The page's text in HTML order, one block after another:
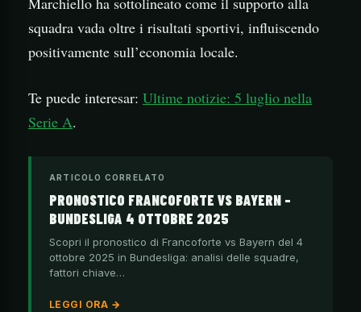
squadra vada oltre i risultati sportivi, influiscendo
positivamente sull’economia locale.
Te puede interesar: Ultime notizie: 5 luglio nella
Serie A.
ARTICOLO CORRELATO
PRONOSTICO FRANCOFORTE VS BAYERN –
BUNDESLIGA 4 OTTOBRE 2025
Scopri il pronostico di Francoforte vs Bayern del 4
ottobre 2025 in Bundesliga: analisi delle squadre,
fattori chiave…
LEGGI ORA →